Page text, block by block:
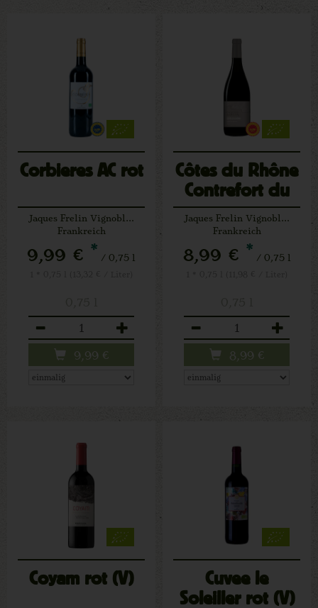
Corbieres AC rot
Jaques Frelin Vignobles
Frankreich
9,99 € * / 0,75 l
9,99 €
Côtes du Rhône
Contrefort du
Delta (V)
Jaques Frelin Vignobles
Frankreich
8,99 € * / 0,75 l
8,99 €
Coyam rot (V)
Cuvee le
Soleiller rot (V)